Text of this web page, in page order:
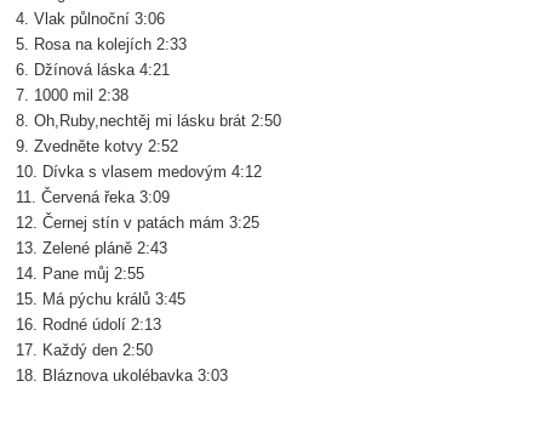
4. Vlak půlnoční 3:06
5. Rosa na kolejích 2:33
6. Džínová láska 4:21
7. 1000 mil 2:38
8. Oh,Ruby,nechtěj mi lásku brát 2:50
9. Zvedněte kotvy 2:52
10. Dívka s vlasem medovým 4:12
11. Červená řeka 3:09
12. Černej stín v patách mám 3:25
13. Zelené pláně 2:43
14. Pane můj 2:55
15. Má pýchu králů 3:45
16. Rodné údolí 2:13
17. Každý den 2:50
18. Bláznova ukolébavka 3:03